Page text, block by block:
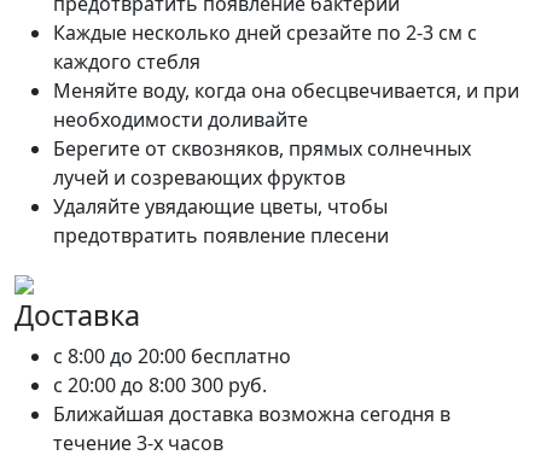
Каждые несколько дней срезайте по 2-3 см с
каждого стебля
Меняйте воду, когда она обесцвечивается, и при
необходимости доливайте
Берегите от сквозняков, прямых солнечных
лучей и созревающих фруктов
Удаляйте увядающие цветы, чтобы
предотвратить появление плесени
Доставка
c 8:00 до 20:00 бесплатно
c 20:00 до 8:00300 руб.
Ближайшая доставка возможна сегодня в
течение 3-х часов